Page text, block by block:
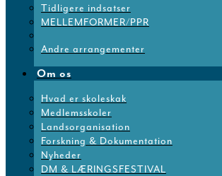
Tidligere indsatser
MELLEMFORMER/PPR
Andre arrangementer
Om os
Hvad er skoleskak
Medlemsskoler
Landsorganisation
Forskning & Dokumentation
Nyheder
DM & LÆRINGSFESTIVAL